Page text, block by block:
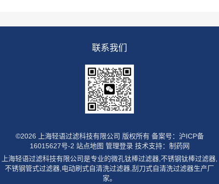
联系我们
©2026 上海轻语过滤科技有限公司 版权所有 备案号：沪ICP备
16015627号-2 站点地图 管理登录技术支持： 制药网
上海轻语过滤科技有限公司是专业的微孔钛棒过滤器,不锈钢钛棒过滤器,
不锈钢管式过滤器,电动刷式自清洗过滤器,刮刀式自清洗过滤器生产厂
家。